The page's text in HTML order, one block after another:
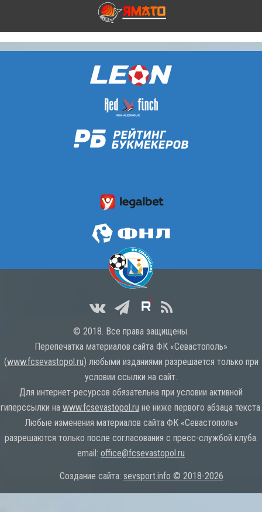
© 2018. Все права защищены.
Перепечатка материалов сайта ФК «Севастополь»
(www.fcsevastopol.ru) любыми изданиями разрешается только при
условии ссылки на сайт.
Для интернет-ресурсов обязательна при условии активной
гиперссылки на www.fcsevastopol.ru не ниже первого абзаца текста.
Любые изменения материалов сайта ФК «Севастополь»
разрешаются только после согласования с пресс-службой клуба.
email: office@fcsevastopol.ru
Создание сайта: sevsport.info © 2018-2026